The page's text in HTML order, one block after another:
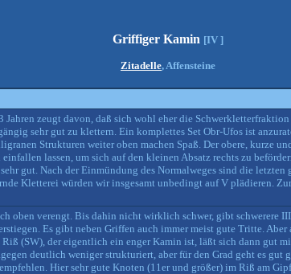
Griffiger Kamin [IV ]
Zitadelle, Affensteine
zeugt davon, daß sich wohl eher die
sehr gut zu klettern. Ein komplettes Set Obr-Ufos ist
Strukturen weiter oben machen Spaß. Der obere, kurze
lassen, um sich auf den kleinen Absatz rechts zu
gut. Nach der Einmündung des Normalweges sind die
Kletterei würden wir insgesamt unbedingt auf V plädieren.
oben verengt. Bis dahin nicht wirklich schwer, gibt schwerere
Es gibt neben Griffen auch immer meist gute Tritte.
(SW), der eigentlich ein enger Kamin ist, läßt sich dann gut
deutlich weniger strukturiert, aber für den Grad geht es gut
Hier sehr gute Knoten (11er und größer) im Riß am